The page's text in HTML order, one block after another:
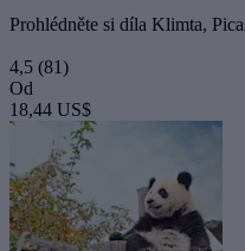
Prohlédněte si díla Klimta,
4,5 (81)
Od
18,44 US$